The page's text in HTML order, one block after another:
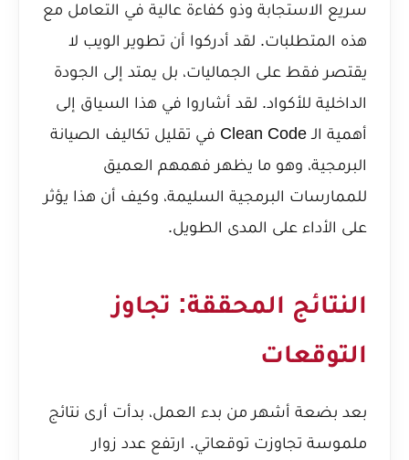
سريع الاستجابة وذو كفاءة عالية في التعامل مع
هذه المتطلبات. لقد أدركوا أن تطوير الويب لا
يقتصر فقط على الجماليات، بل يمتد إلى الجودة
الداخلية للأكواد. لقد أشاروا في هذا السياق إلى
أهمية الـ Clean Code في تقليل تكاليف الصيانة
البرمجية، وهو ما يظهر فهمهم العميق
للممارسات البرمجية السليمة، وكيف أن هذا يؤثر
على الأداء على المدى الطويل.
النتائج المحققة: تجاوز
التوقعات
بعد بضعة أشهر من بدء العمل، بدأت أرى نتائج
ملموسة تجاوزت توقعاتي. ارتفع عدد زوار